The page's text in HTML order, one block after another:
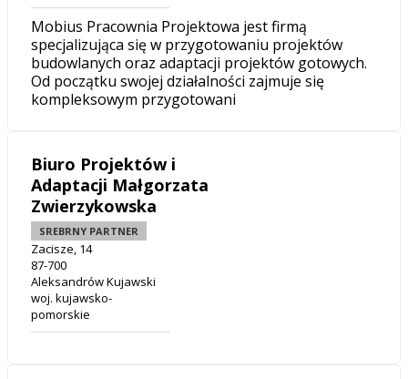
Mobius Pracownia Projektowa jest firmą
specjalizująca się w przygotowaniu projektów
budowlanych oraz adaptacji projektów gotowych.
Od początku swojej działalności zajmuje się
kompleksowym przygotowani
Biuro Projektów i
Adaptacji Małgorzata
Zwierzykowska
SREBRNY PARTNER
Zacisze, 14
87-700
Aleksandrów Kujawski
woj. kujawsko-
pomorskie